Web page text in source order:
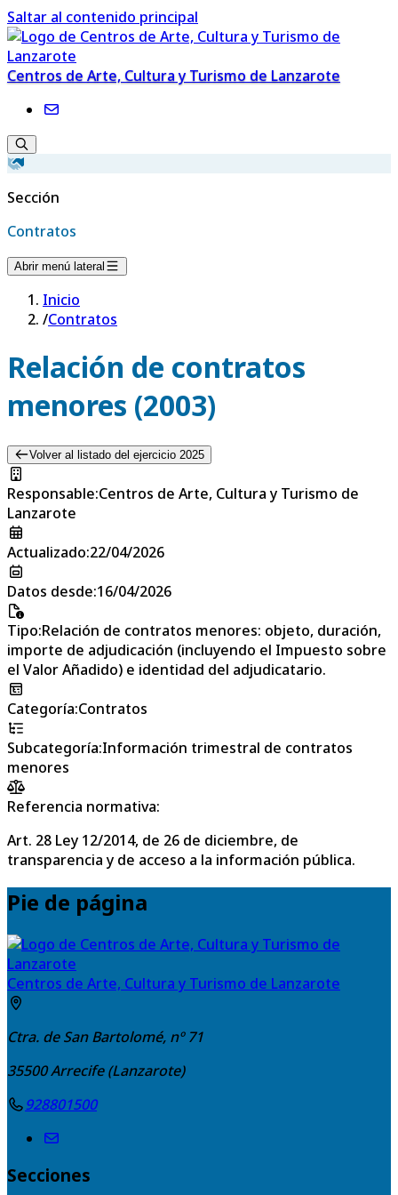
Saltar al contenido principal
Centros de Arte, Cultura y Turismo de Lanzarote
Sección
Contratos
Abrir menú lateral
Inicio
/Contratos
Relación de contratos
menores (2003)
Volver al listado del ejercicio 2025
Responsable:Centros de Arte, Cultura y Turismo de
Lanzarote
Actualizado:22/04/2026
Datos desde:16/04/2026
Tipo:Relación de contratos menores: objeto, duración,
importe de adjudicación (incluyendo el Impuesto sobre
el Valor Añadido) e identidad del adjudicatario.
Categoría:Contratos
Subcategoría:Información trimestral de contratos
menores
Referencia normativa:
Art. 28 Ley 12/2014, de 26 de diciembre, de
transparencia y de acceso a la información pública.
Pie de página
Centros de Arte, Cultura y Turismo de Lanzarote
Ctra. de San Bartolomé, nº 71
35500Arrecife (Lanzarote)
928801500
Secciones